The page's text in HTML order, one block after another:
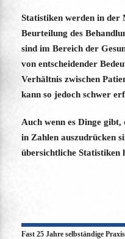
Statistiken werden in
Beurteilung des
sind im Bereich der
von entscheidender
Verhältnis zwischen
kann so jedoch schwer
Auch wenn es Dinge
in Zahlen auszudrücken
übersichtliche Statistiken
Fast 25 Jahre selbständige Praxis